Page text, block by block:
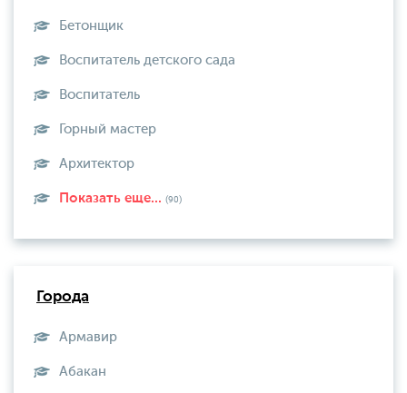
Бетонщик
Воспитатель детского сада
Воспитатель
Горный мастер
Архитектор
Показать еще... (90)
Города
Армавир
Абакан